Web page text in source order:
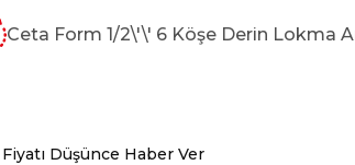
Ceta Form 1/2\'\' 6 Köşe Derin Lokma
Fiyatı Düşünce Haber Ver